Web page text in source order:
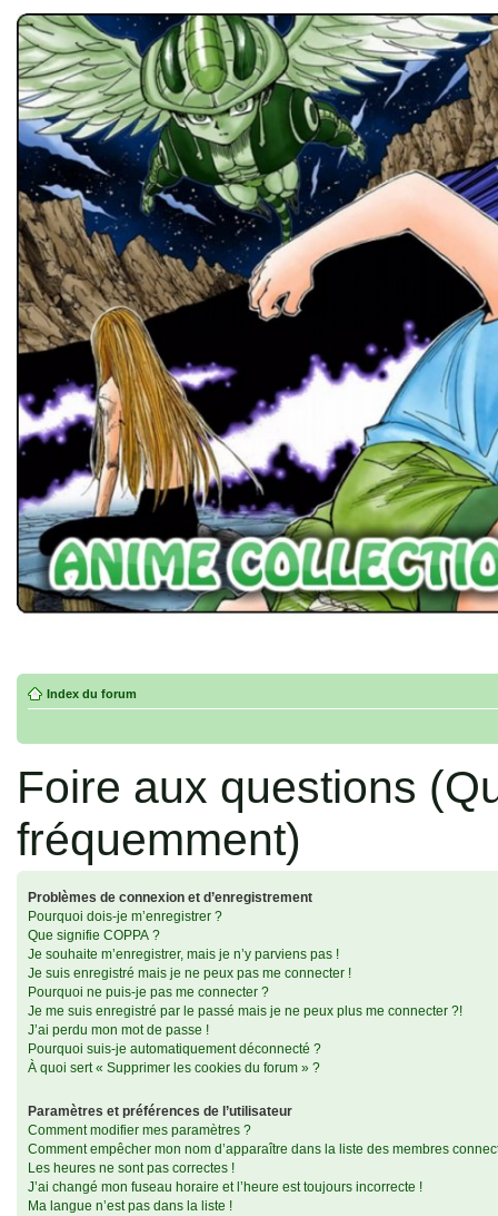
Index du forum
Foire aux questions
fréquemment)
Problèmes de connexion et d’enregistrement
Pourquoi dois-je m’enregistrer ?
Que signifie COPPA ?
Je souhaite m’enregistrer, mais je n’y parviens pas !
Je suis enregistré mais je ne peux pas me connecter !
Pourquoi ne puis-je pas me connecter ?
Je me suis enregistré par le passé mais je ne peux plus me connecter ?!
J’ai perdu mon mot de passe !
Pourquoi suis-je automatiquement déconnecté ?
À quoi sert « Supprimer les cookies du forum » ?
Paramètres et préférences de l’utilisateur
Comment modifier mes paramètres ?
Comment empêcher mon nom d’apparaître dans la liste des membres
Les heures ne sont pas correctes !
J’ai changé mon fuseau horaire et l’heure est toujours incorrecte !
Ma langue n’est pas dans la liste !